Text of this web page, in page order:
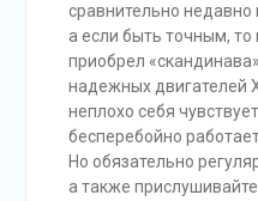
сравнительно
а если быть точным, то
приобрел
надежных двигателей
неплохо себя
бесперебойно
Но обязательно
а также